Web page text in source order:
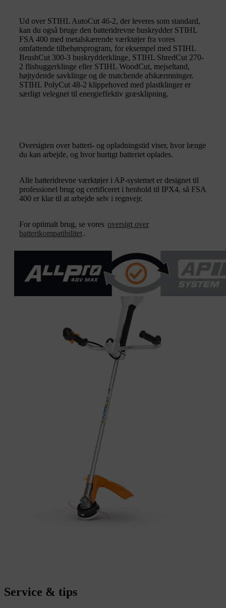
Ud over STIHL AutoCut 46-2, der leveres som standard,
kan du også bruge den batteridrevne buskrydder STIHL
FSA 400 med metalskærende værktøjer fra vores
omfattende tilbehørsprogram, for eksempel med STIHL
BrushCut 300-3 buskrydderklinge, STIHL ShredCut 270-
2 flishuggerklinge eller STIHL WoodCut, mejseltand,
højtydende savklinge og de matchende afskærmninger.
STIHL PolyCut 48-2 klippehoved med plastklinger er
særligt velegnet til energieffektiv græsklipning.
Oversigten over batteri- og opladningstid viser, hvor længe
du kan arbejde, og hvor hurtigt batteriet oplades.
Alle batteridrevne værktøjer i AP-systemet er designet til
professionel brug og certificeret i henhold til IPX4, så FSA
400 er klar til at arbejde selv i regnvejr.
For optimalt brug, se vores oversigt over
batterikompatibilitet.
Service & tips